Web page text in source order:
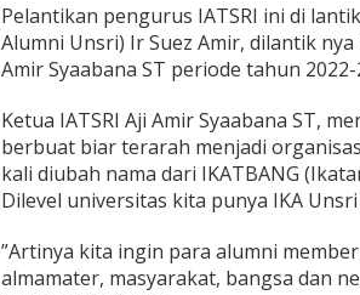
Pelantikan pengurus IATSRI ini di
Alumni Unsri) Ir Suez Amir, dilantik
Amir Syaabana ST periode tahun 2022-
Ketua IATSRI Aji Amir Syaabana ST,
berbuat biar terarah menjadi
kali diubah nama dari IKATBANG
Dilevel universitas kita punya IKA
”Artinya kita ingin para alumni
almamater, masyarakat, bangsa dan